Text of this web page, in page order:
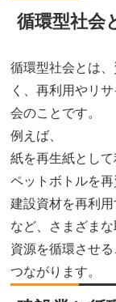
循環型社会
循環型社会とは
く、再利用やリ
会のことです。
例えば、
紙を再生紙として
ペットボトルを
建設資材を再利用
など、さまざまな
資源を循環させ
つながります。